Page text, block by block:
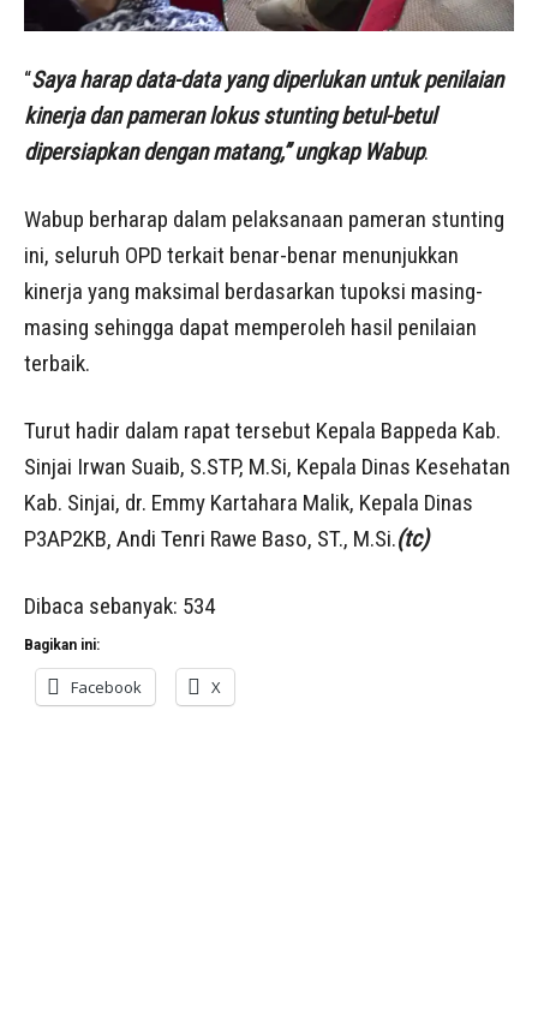
“Saya harap data-data yang diperlukan untuk penilaian
kinerja dan pameran lokus stunting betul-betul
dipersiapkan dengan matang,” ungkap Wabup.
Wabup berharap dalam pelaksanaan pameran stunting
ini, seluruh OPD terkait benar-benar menunjukkan
kinerja yang maksimal berdasarkan tupoksi masing-
masing sehingga dapat memperoleh hasil penilaian
terbaik.
Turut hadir dalam rapat tersebut Kepala Bappeda Kab.
Sinjai Irwan Suaib, S.STP, M.Si, Kepala Dinas Kesehatan
Kab. Sinjai, dr. Emmy Kartahara Malik, Kepala Dinas
P3AP2KB, Andi Tenri Rawe Baso, ST., M.Si.(tc)
Dibaca sebanyak: 534
Bagikan ini:
Facebook X